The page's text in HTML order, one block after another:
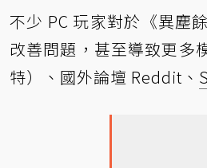
不少 PC 玩家對於《異塵
改善問題，甚至導致更多
特）、國外論壇 Reddit、